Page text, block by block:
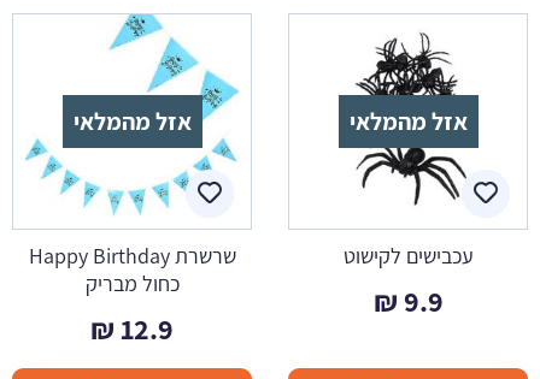
אזל מהמלאי
עכבישים לקישוט
9.9
₪
אזל מהמלאי
שרשרת Happy Birthday
כחול מבריק
12.9
₪